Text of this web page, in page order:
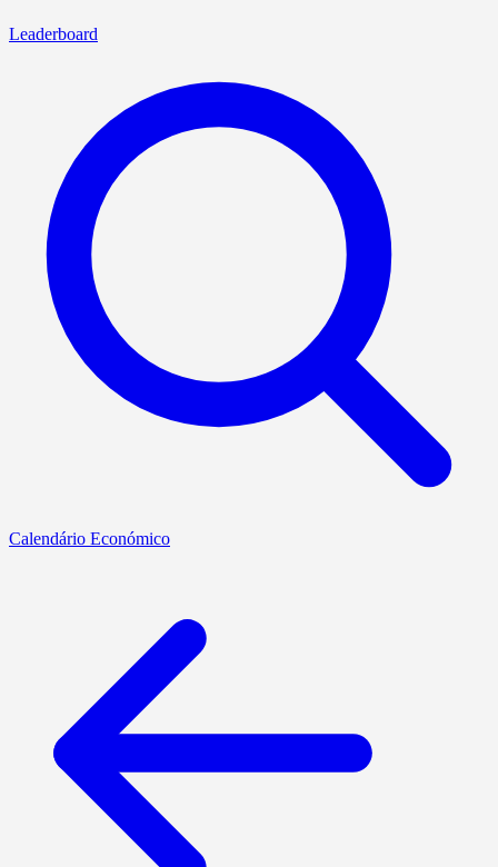
Leaderboard
Calendário Económico